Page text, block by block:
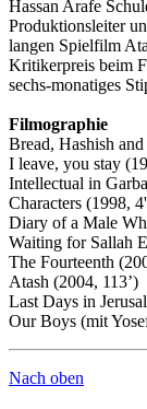
Hassan Arafe
Produktionsleiter
langen Spielfilm
Kritikerpreis beim
sechs-monatiges
Filmographie
Bread, Hashish
I leave, you stay
Intellectual in
Characters (1998,
Diary of a Male
Waiting for Sallah
The Fourteenth
Atash (2004, 113’)
Last Days in
Our Boys (mit
Nach oben